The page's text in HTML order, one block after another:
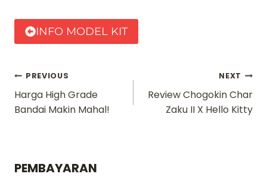
INFO MODEL KIT
Navigasi
pos
PREVIOUS
Harga High Grade
Bandai Makin Mahal!
NEXT
Review Chogokin Char
Zaku II X Hello Kitty
PEMBAYARAN